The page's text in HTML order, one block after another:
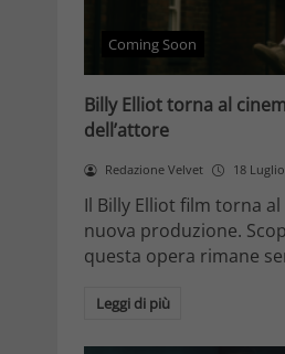
Coming Soon
Billy Elliot torna al
dell’attore
Redazione Velvet 18
Il Billy Elliot film torna
nuova produzione.
questa opera rimane
Leggi di più